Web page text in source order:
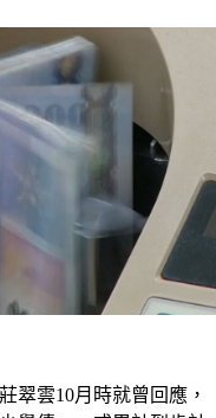
翠雲10月時就曾回應，